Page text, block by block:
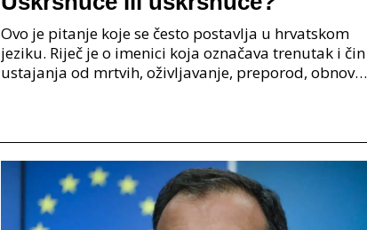
Ovo je pitanje koje se često postavlja u hrvatskom
jeziku. Riječ je o imenici koja označava trenutak i čin
ustajanja od mrtvih, oživljavanje, preporod, obnovu.